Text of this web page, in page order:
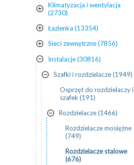
Klimatyzacja i wentylacja
(2730)
Łazienka (13354)
Sieci zewnętrzne (7856)
Instalacje (30816)
Szafki i rozdzielacze (1949)
Osprzęt do rozdzielaczy i
szafek (191)
Rozdzielacze (1466)
Rozdzielacze mosiężne
(749)
Rozdzielacze stalowe
(676)